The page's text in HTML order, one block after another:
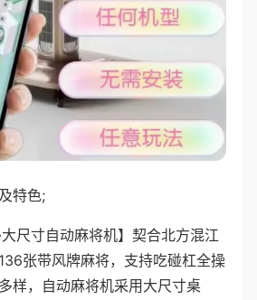
特色;
大尺寸自动麻将机】契合北方混江
张带风牌麻将，支持吃碰杠全操
样，自动麻将机采用大尺寸桌